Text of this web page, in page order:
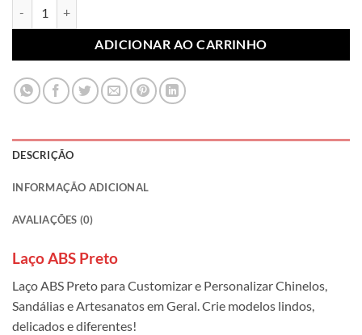
ADICIONAR AO CARRINHO
DESCRIÇÃO
INFORMAÇÃO ADICIONAL
AVALIAÇÕES (0)
Laço ABS Preto
Laço ABS Preto para Customizar e Personalizar Chinelos,
Sandálias e Artesanatos em Geral. Crie modelos lindos,
delicados e diferentes!